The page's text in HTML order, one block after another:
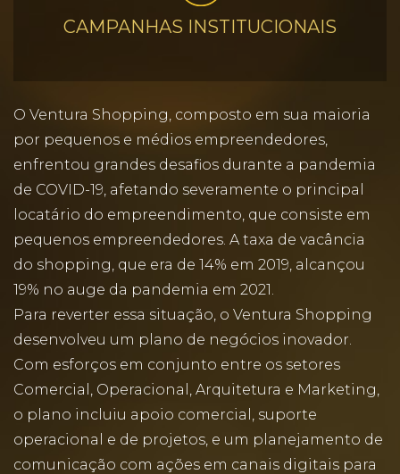
CAMPANHAS INSTITUCIONAIS
O Ventura Shopping, composto em sua maioria
por pequenos e médios empreendedores,
enfrentou grandes desafios durante a pandemia
de COVID-19, afetando severamente o principal
locatário do empreendimento, que consiste em
pequenos empreendedores. A taxa de vacância
do shopping, que era de 14% em 2019, alcançou
19% no auge da pandemia em 2021.
Para reverter essa situação, o Ventura Shopping
desenvolveu um plano de negócios inovador.
Com esforços em conjunto entre os setores
Comercial, Operacional, Arquitetura e Marketing,
o plano incluiu apoio comercial, suporte
operacional e de projetos, e um planejamento de
comunicação com ações em canais digitais para